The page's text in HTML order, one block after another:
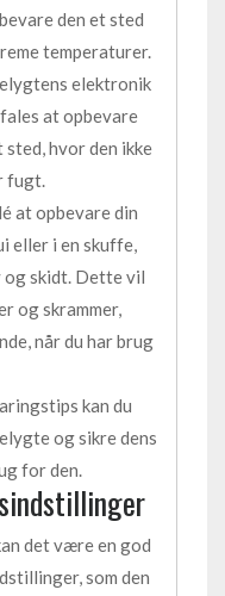
den et sted
temperaturer.
elektronik
at opbevare
hvor den ikke
fugt.
at opbevare din
eller i en skuffe,
skidt. Dette vil
og skrammer,
når du har brug
kan du
og sikre dens
for den.
det være en god
som den